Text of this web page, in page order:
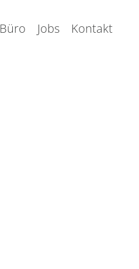
Büro Jobs Kontakt